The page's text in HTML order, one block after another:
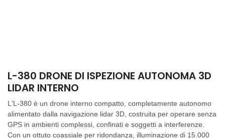
L-380 DRONE DI ISPEZIONE AUTONOMA 3D
LIDAR INTERNO
L'L-380 è un drone interno compatto, completamente autonomo
alimentato dalla navigazione lidar 3D, costruita per operare senza
GPS in ambienti complessi, confinati e soggetti a interferenze.
Con un ottuto coassiale per ridondanza, illuminazione di 15.000